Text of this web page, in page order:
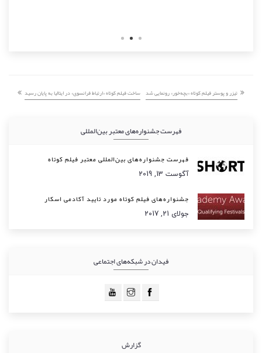
تیزر و پوستر فیلم کوتاه «بچه‌خور» رونمایی شد ساخت فیلم کوتاه «ارتباط فرانسوی» در ایتالیا به پایان رسید
فهرست جشنواره‌های معتبر بین‌المللی
فهرست جشنواره‌های بین‌المللی معتبر فیلم کوتاه
آگوست 13, 2019
جشنواره‌های فیلم کوتاه مورد تایید آکادمی اسکار
جولای 21, 2017
فیدان در شبکه‌های اجتماعی
گزارش